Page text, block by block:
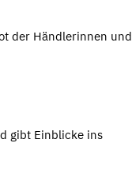
der Händlerinnen und
gibt Einblicke ins